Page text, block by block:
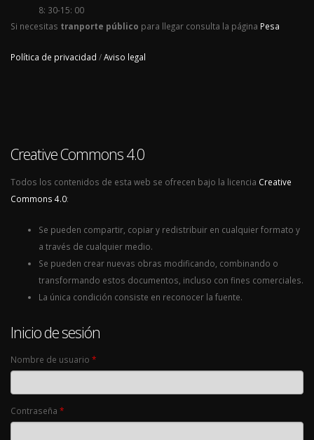
8: 30-15: 00
Si necesitas tranporte público para llegar consulta la página Pesa
Política de privacidad /Aviso legal
Creative Commons 4.0
Todos los contenidos de esta web se ofrecen bajo la licencia Creative
Commons 4.0:
Se pueden compartir, copiar y redistribuir en cualquier formato y
a través de cualquier medio.
Se pueden crear nuevas obras modificando, combinando o
transformando estos documentos, incluso con fines comerciales.
La única condición consiste en reconocer la fuente.
Inicio de sesión
Nombre de usuario *
Contraseña *